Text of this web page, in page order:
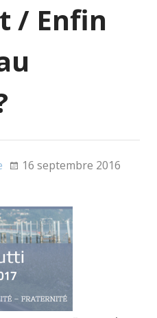
/ Enfin
16 septembre 2016